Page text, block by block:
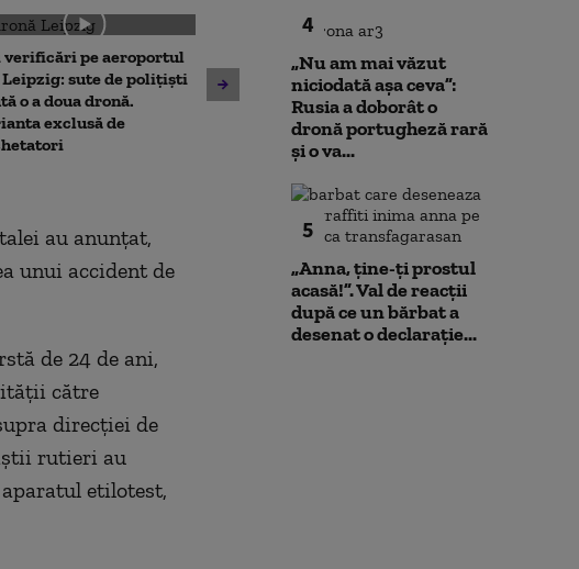
verificări pe aeroportul
sute de polițiști
o a doua dronă.
exclusă de
Avertisment de la Bruxelles
după scandalul centralelor
pe cărbune: „Blocarea
angajamentelor din PNRR
poate avea consecințe
financiare”
Nu poți
au anunţat,
unui accident de
de 24 de ani,
către
direcţiei de
rutieri au
etilotest,
4
„Nu am mai văzut
niciodată așa ceva”:
Rusia a doborât o
dronă portugheză rară
și o va...
5
„Anna, ţine-ţi prostul
acasă!”. Val de reacții
după ce un bărbat a
desenat o declarație...